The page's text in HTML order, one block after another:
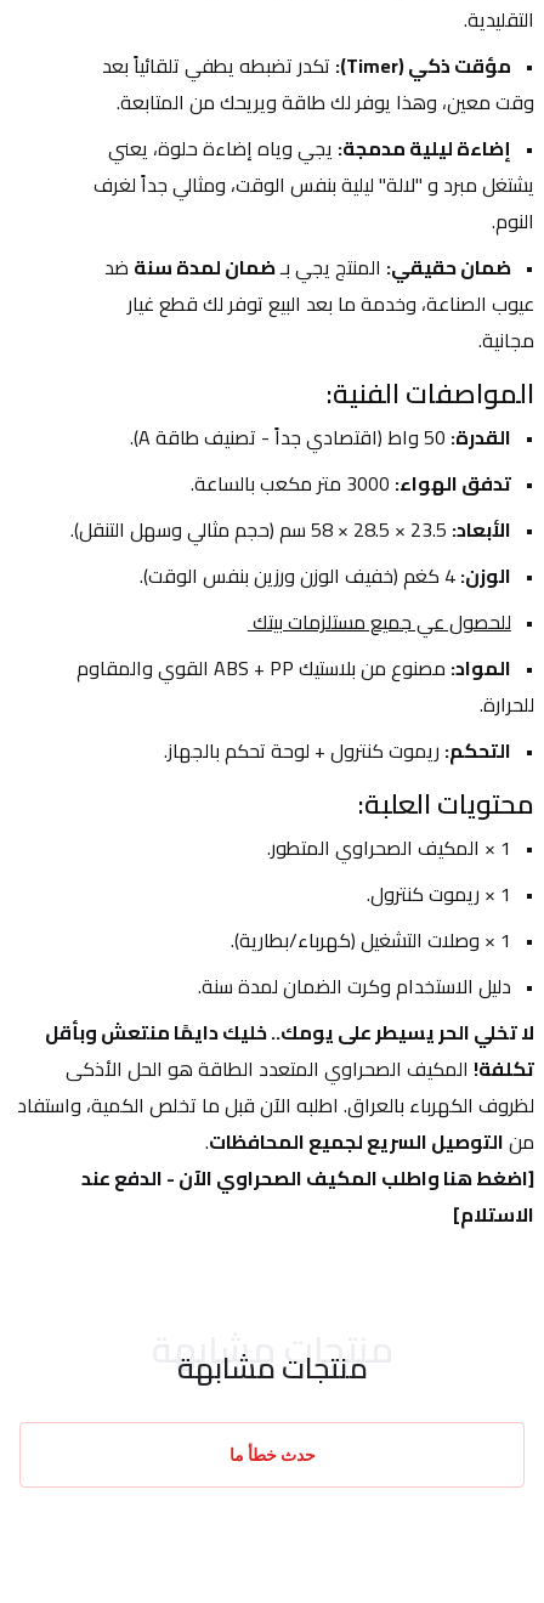
التقليدية.
مؤقت ذكي (Timer):
وقت معين، وهذا يوفر لك طاقة ويريحك من المتابعة.
إضاءة ليلية مدمجة:
النوم.
ضمان حقيقي: المنتج يجي بـ ضمان لمدة سنة
عيوب الصناعة، وخدمة ما بعد البيع توفر لك قطع غيار
مجانية.
المواصفات الفنية:
القدرة:
تدفق الهواء:
الأبعاد:
الوزن: 4 كغم (خفيف الوزن ورزين بنفس الوقت).
للحصول عي جميع مستلزمات بيتك
المواد:
للحرارة.
التحكم: ريموت كنترول + لوحة تحكم بالجهاز.
محتويات العلبة:
1 × المكيف الصحراوي المتطور.
1 × ريموت كنترول.
1 × وصلات التشغيل (كهرباء/بطارية).
دليل الاستخدام وكرت الضمان لمدة سنة.
تكلفة!
من التوصيل السريع لجميع المحافظات.
الاستلام]
منتجات مشابهة
منتجات مشابهة
حدث خطأ ما